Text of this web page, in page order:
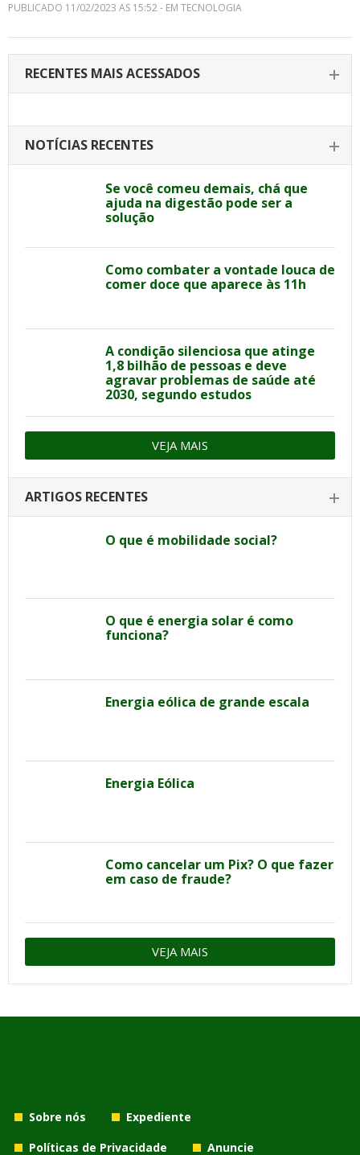
PUBLICADO 11/02/2023 AS 15:52 - EM TECNOLOGIA
RECENTES MAIS ACESSADOS
NOTÍCIAS RECENTES
Se você comeu demais, chá que
ajuda na digestão pode ser a
solução
Como combater a vontade louca de
comer doce que aparece às 11h
A condição silenciosa que atinge
1,8 bilhão de pessoas e deve
agravar problemas de saúde até
2030, segundo estudos
VEJA MAIS
ARTIGOS RECENTES
O que é mobilidade social?
O que é energia solar é como
funciona?
Energia eólica de grande escala
Energia Eólica
Como cancelar um Pix? O que fazer
em caso de fraude?
VEJA MAIS
Sobre nós
Expediente
Políticas de Privacidade
Anuncie